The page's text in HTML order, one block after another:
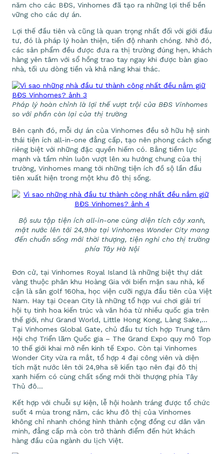
năm cho các BĐS, Vinhomes đã tạo ra những lợi thế bền
vững cho các dự án.
Lợi thế đầu tiên và cũng là quan trọng nhất đối với giới đầu
tư, đó là pháp lý hoàn thiện, tiến độ nhanh chóng. Nhờ đó,
các sản phẩm đều được đưa ra thị trường đúng hẹn, khách
hàng yên tâm với sổ hồng trao tay ngay khi được bàn giao
nhà, tối ưu dòng tiền và khả năng khai thác.
Pháp lý hoàn chỉnh là lợi thế vượt trội của BĐS Vinhomes
so với phần còn lại của thị trường
Bên cạnh đó, mỗi dự án của Vinhomes đều sở hữu hệ sinh
thái tiện ích all-in-one đẳng cấp, tạo nên phong cách sống
riêng biệt với những đặc quyền hiếm có. Bằng tiềm lực
mạnh và tầm nhìn luôn vượt lên xu hướng chung của thị
trường, Vinhomes mang tới những tiện ích đồ sộ lần đầu
tiên xuất hiện trong một khu đô thị sống.
Bộ sưu tập tiện ích all-in-one cùng diện tích cây xanh,
mặt nước lên tới 24,9ha tại Vinhomes Wonder City mang
đến chuẩn sống mới thời thượng, tiện nghi cho thị trường
phía Tây Hà Nội
Đơn cử, tại Vinhomes Royal Island là những biệt thự dát
vàng thuộc phân khu Hoàng Gia với biển mặn sau nhà, kế
cận là sân golf 160ha, học viện cưỡi ngựa đầu tiên của Việt
Nam. Hay tại Ocean City là những tổ hợp vui chơi giải trí
hội tụ tinh hoa kiến trúc và văn hóa từ nhiều quốc gia trên
thế giới, như Grand World, Little Hong Kong, Làng Sake,…
Tại Vinhomes Global Gate, chủ đầu tư tích hợp Trung tâm
Hội chợ Triển lãm Quốc gia – The Grand Expo quy mô Top
10 thế giới khai mở nền kinh tế Expo. Còn tại Vinhomes
Wonder City vừa ra mắt, tổ hợp 4 đại công viên và diện
tích mặt nước lên tới 24,9ha sẽ kiến tạo nên đại đô thị
xanh hiếm có cùng chất sống mới thời thượng phía Tây
Thủ đô…
Kết hợp với chuỗi sự kiện, lễ hội hoành tráng được tổ chức
suốt 4 mùa trong năm, các khu đô thị của Vinhomes
không chỉ nhanh chóng hình thành cộng đồng cư dân văn
minh, đẳng cấp mà còn trở thành điểm đến hút khách
hàng đầu của ngành du lịch Việt.